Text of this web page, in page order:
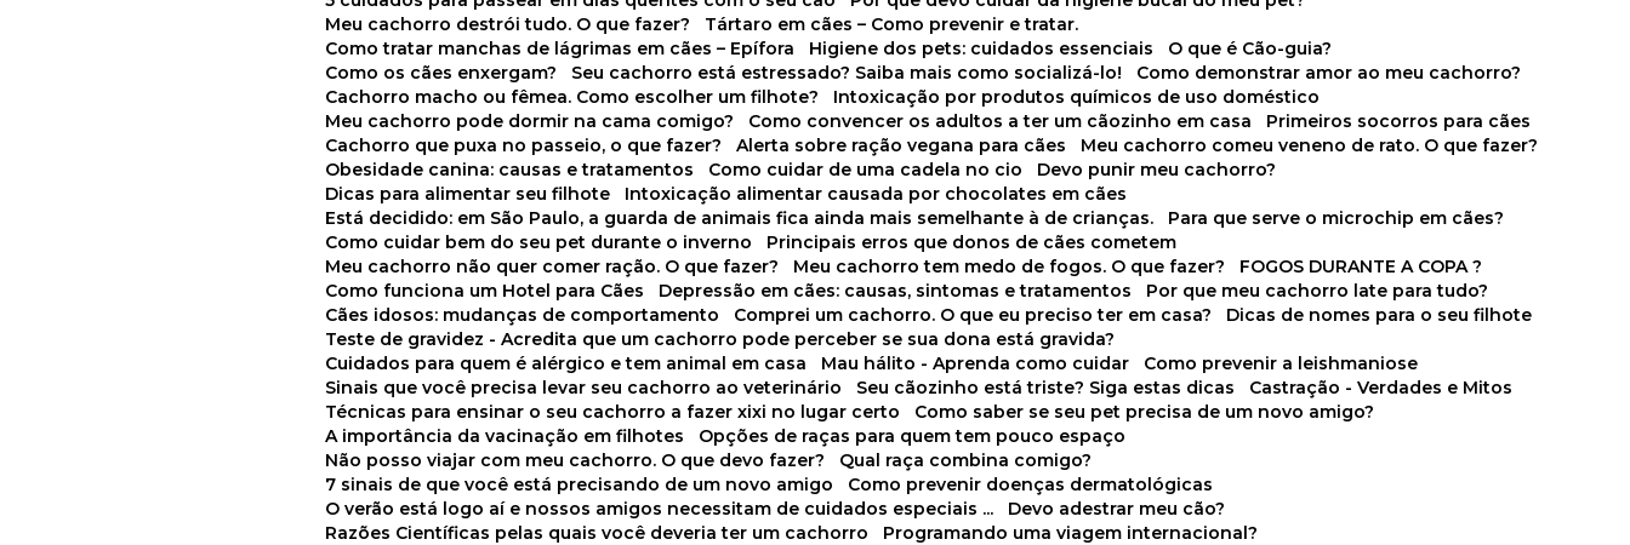
Meu cachorro destrói tudo. O que fazer?
Tártaro em cães – Como prevenir e tratar.
Como tratar manchas de lágrimas em cães – Epífora
Higiene dos pets: cuidados essenciais
O que é Cão-guia?
Como os cães enxergam?
Seu cachorro está estressado? Saiba mais como socializá-lo!
Como demonstrar amor ao meu cachorro?
Cachorro macho ou fêmea. Como escolher um filhote?
Intoxicação por produtos químicos de uso doméstico
Meu cachorro pode dormir na cama comigo?
Como convencer os adultos a ter um cãozinho em casa
Primeiros socorros para cães
Cachorro que puxa no passeio, o que fazer?
Alerta sobre ração vegana para cães
Meu cachorro comeu veneno de rato. O que fazer?
Obesidade canina: causas e tratamentos
Como cuidar de uma cadela no cio
Devo punir meu cachorro?
Dicas para alimentar seu filhote
Intoxicação alimentar causada por chocolates em cães
Está decidido: em São Paulo, a guarda de animais fica ainda mais semelhante à de crianças.
Para que serve o microchip em cães?
Como cuidar bem do seu pet durante o inverno
Principais erros que donos de cães cometem
Meu cachorro não quer comer ração. O que fazer?
Meu cachorro tem medo de fogos. O que fazer?
FOGOS DURANTE A COPA ?
Como funciona um Hotel para Cães
Depressão em cães: causas, sintomas e tratamentos
Por que meu cachorro late para tudo?
Cães idosos: mudanças de comportamento
Comprei um cachorro. O que eu preciso ter em casa?
Dicas de nomes para o seu filhote
Teste de gravidez - Acredita que um cachorro pode perceber se sua dona está gravida?
Cuidados para quem é alérgico e tem animal em casa
Mau hálito - Aprenda como cuidar
Como prevenir a leishmaniose
Sinais que você precisa levar seu cachorro ao veterinário
Seu cãozinho está triste? Siga estas dicas
Castração - Verdades e Mitos
Técnicas para ensinar o seu cachorro a fazer xixi no lugar certo
Como saber se seu pet precisa de um novo amigo?
A importância da vacinação em filhotes
Opções de raças para quem tem pouco espaço
Não posso viajar com meu cachorro. O que devo fazer?
Qual raça combina comigo?
7 sinais de que você está precisando de um novo amigo
Como prevenir doenças dermatológicas
O verão está logo aí e nossos amigos necessitam de cuidados especiais ...
Devo adestrar meu cão?
Razões Científicas pelas quais você deveria ter um cachorro
Programando uma viagem internacional?